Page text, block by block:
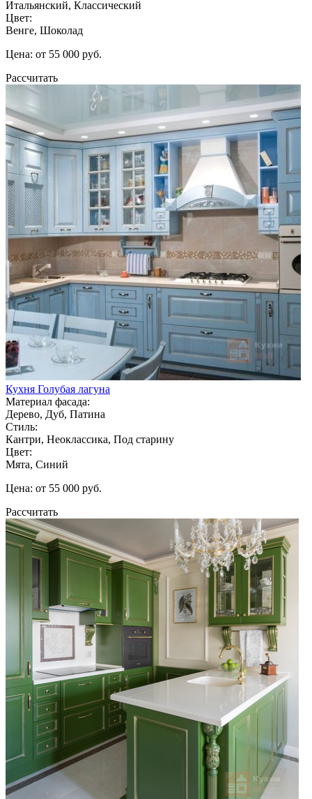
Итальянский, Классический
Цвет:
Венге, Шоколад
Цена: от 55 000 руб.
Рассчитать
Кухня Голубая лагуна
Материал фасада:
Дерево, Дуб, Патина
Стиль:
Кантри, Неоклассика, Под старину
Цвет:
Мята, Синий
Цена: от 55 000 руб.
Рассчитать